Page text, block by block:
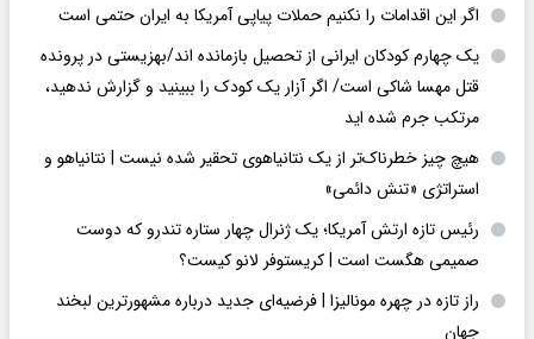
اگر این اقدامات را نکنیم حملات پیاپی آمریکا به ایران حتمی است
یک چهارم کودکان ایرانی از تحصیل بازمانده اند/بهزیستی در پرونده
قتل مهسا شاکی است/ اگر آزار یک کودک را ببینید و گزارش ندهید،
مرتکب جرم شده اید
هیچ چیز خطرناک‌تر از یک نتانیاهوی تحقیر شده نیست | نتانیاهو و
استراتژی «تنش دائمی»
رئیس تازه ارتش آمریکا؛ یک ژنرال چهار ستاره تندرو که دوست
صمیمی هگست است | کریستوفر لانو کیست؟
راز تازه در چهره مونالیزا | فرضیه‌ای جدید درباره مشهورترین لبخند
جهان